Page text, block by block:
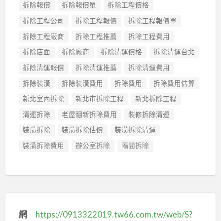
拆除報價
拆除報價單
拆除工程價格
拆除工程公司
拆除工程報價
拆除工程報價單
拆除工程廠商
拆除工程推薦
拆除工程費用
拆除店面
拆除廠商 拆除清運價格
拆除清運台北
拆除清運報價
拆除清運推薦
拆除清運費用
拆除裝潢
拆除裝潢費用 拆除費用
拆除費用估算
新北室內拆除
新北市拆除工程
新北拆除工程
清運拆除
老屋翻新拆除費用
裝修拆除清運
裝潢拆除
裝潢拆除估價
裝潢拆除清運
裝潢拆除費用
辦公室拆除 隔間拆除
網
https://0913322019.tw66.com.tw/web/S?